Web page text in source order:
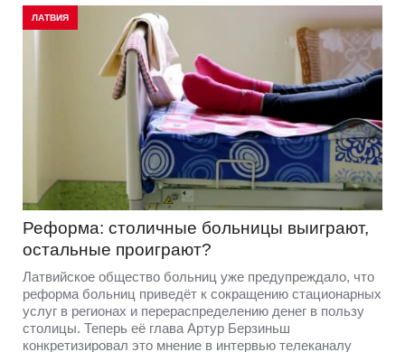
ЛАТВИЯ
Реформа: столичные больницы выиграют,
остальные проиграют?
Латвийское общество больниц уже предупреждало, что
реформа больниц приведёт к сокращению стационарных
услуг в регионах и перераспределению денег в пользу
столицы. Теперь её глава Артур Берзиньш
конкретизировал это мнение в интервью телеканалу